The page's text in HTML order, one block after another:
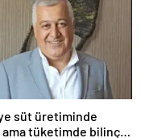
süt üretiminde
tüketimde bilinç